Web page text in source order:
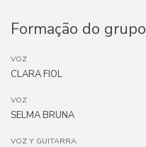
Formação do grupo
VOZ
CLARA FIOL
VOZ
SELMA BRUNA
VOZ Y GUITARRA